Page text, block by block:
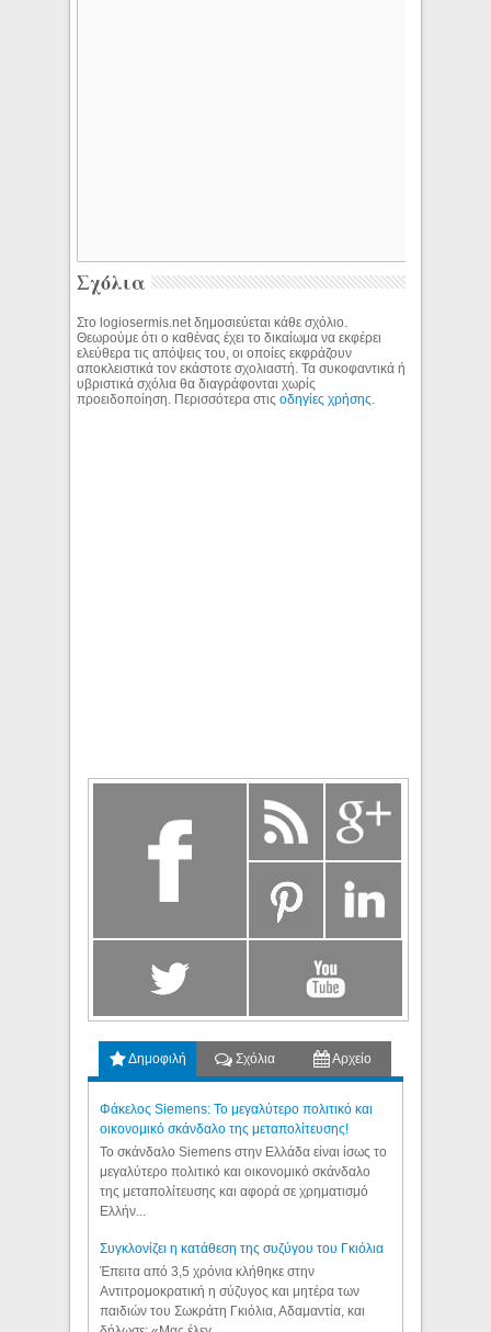
Σχόλια
Στο logiosermis.net δημοσιεύεται κάθε σχόλιο.
Θεωρούμε ότι ο καθένας έχει το δικαίωμα να εκφέρει
ελεύθερα τις απόψεις του, οι οποίες εκφράζουν
αποκλειστικά τον εκάστοτε σχολιαστή. Τα συκοφαντικά ή
υβριστικά σχόλια θα διαγράφονται χωρίς
προειδοποίηση. Περισσότερα στιςοδηγίες χρήσης
Δημοφιλή Σχόλια Αρχείο
Φάκελος Siemens: Το μεγαλύτερο πολιτικό και
οικονομικό σκάνδαλο της μεταπολίτευσης!
Το σκάνδαλο Siemens στην Ελλάδα είναι ίσως το
μεγαλύτερο πολιτικό και οικονομικό σκάνδαλο
της μεταπολίτευσης και αφορά σε χρηματισμό
Ελλήν...
Συγκλονίζει η κατάθεση της συζύγου του Γκιόλια
Έπειτα από 3,5 χρόνια κλήθηκε στην
Αντιτρομοκρατική η σύζυγος και μητέρα των
παιδιών του Σωκράτη Γκιόλια, Αδαμαντία, και